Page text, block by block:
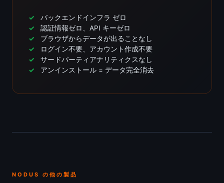
バックエンドインフラ ゼロ
認証情報ゼロ、API キーゼロ
ブラウザからデータが出ることなし
ログイン不要、アカウント作成不要
サードパーティアナリティクスなし
アンインストール = データ完全消去
NODUS の他の製品